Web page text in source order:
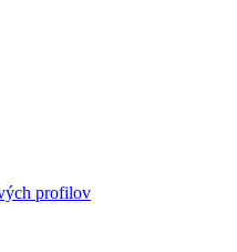
profilov